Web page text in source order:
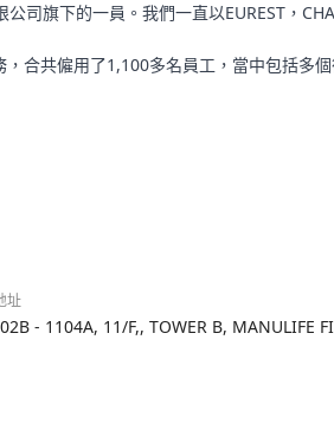
司旗下的一員。我們一直以EUREST，
合共僱用了1,100多名員工，當中包括
。
is a subsidiary of Compass Group
strong client partnerships: standing
址
- 1104A, 11/F,, TOWER B, MANULIFE